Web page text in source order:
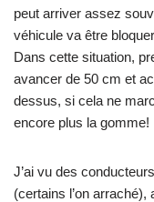
peut arriver assez
véhicule va être
Dans cette situation,
avancer de 50 cm et
dessus, si cela ne
encore plus la gomme!
J’ai vu des
(certains l’on arraché),